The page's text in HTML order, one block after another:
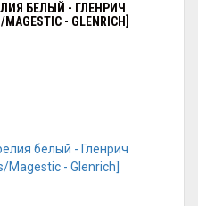
БЕЛЫЙ - ГЛЕНРИЧ
- GLENRICH]